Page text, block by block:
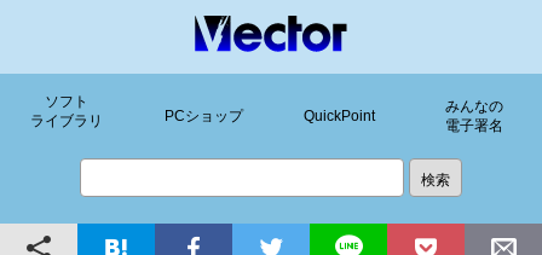
ソフト
ライブラリ
PCショップ QuickPoint
みんなの
電子署名